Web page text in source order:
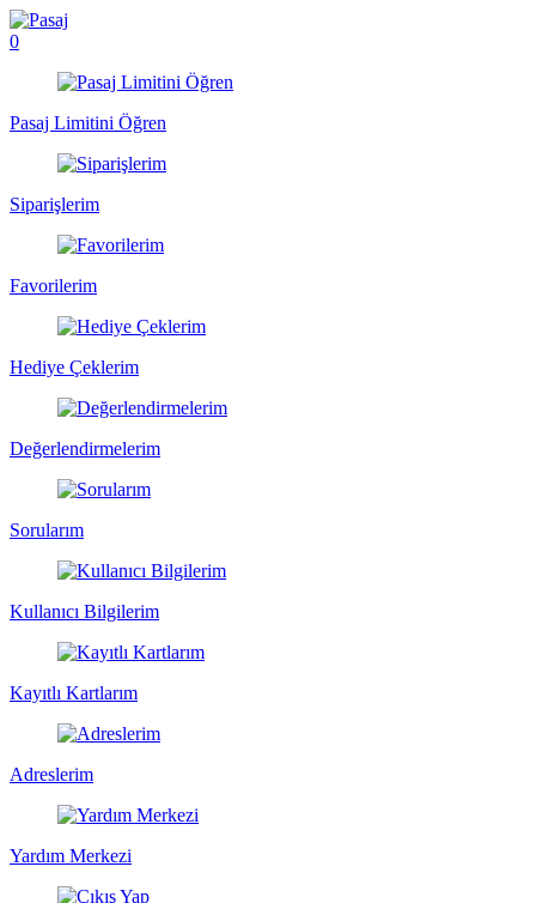
0
Pasaj Limitini Öğren
Siparişlerim
Favorilerim
Hediye Çeklerim
Değerlendirmelerim
Sorularım
Kullanıcı Bilgilerim
Kayıtlı Kartlarım
Adreslerim
Yardım Merkezi